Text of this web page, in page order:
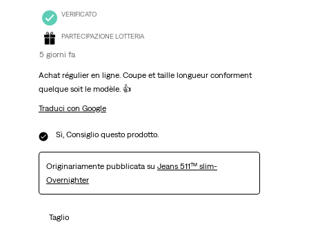
VERIFICATO
PARTECIPAZIONE LOTTERIA
5 giorni fa
Achat régulier en ligne. Coupe et taille longueur conforment
quelque soit le modèle. 👍
Traduci con Google
Sì, Consiglio questo prodotto.
Originariamente pubblicata su Jeans 511™ slim-
Overnighter
Taglio